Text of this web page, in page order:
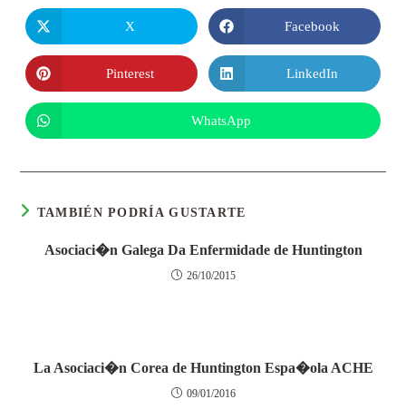
X Facebook
Pinterest LinkedIn
WhatsApp
TAMBIÉN PODRÍA GUSTARTE
Asociaci�n Galega Da Enfermidade de Huntington
26/10/2015
La Asociaci�n Corea de Huntington Espa�ola ACHE
09/01/2016